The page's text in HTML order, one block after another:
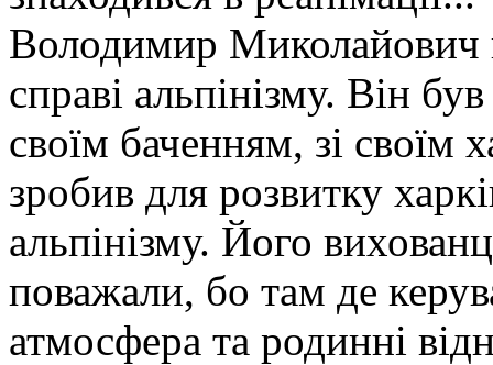
Володимир Миколайович
справі альпінізму. Він
своїм баченням, зі своїм
зробив для розвитку
альпінізму. Його
поважали, бо там де
атмосфера та родинні